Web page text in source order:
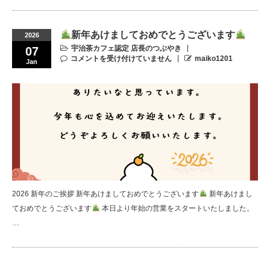
2026
07
Jan
新年あけましておめでとうございます
宇治茶カフェ認定 店長のつぶやき
コメントを受け付けていません
maiko1201
2026 新年のご挨拶 新年あけましておめでとうございます
新年あけまし
ておめでとうございます
本日より年始の営業をスタートいたしました。
…